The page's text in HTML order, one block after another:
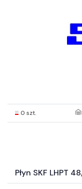
0 szt.
Płyn SKF LHPT